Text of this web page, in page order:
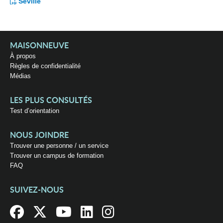
MAISONNEUVE
À propos
Règles de confidentialité
Médias
LES PLUS CONSULTÉS
Test d’orientation
NOUS JOINDRE
Trouver une personne / un service
Trouver un campus de formation
FAQ
SUIVEZ-NOUS